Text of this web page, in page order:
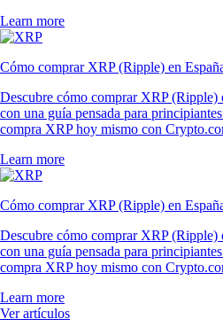
Learn more
Cómo comprar XRP (Ripple) en
Descubre cómo comprar XRP (Ripple)
con una guía pensada para
compra XRP hoy mismo con
Learn more
Cómo comprar XRP (Ripple) en
Descubre cómo comprar XRP (Ripple)
con una guía pensada para
compra XRP hoy mismo con
Learn more
Ver artículos